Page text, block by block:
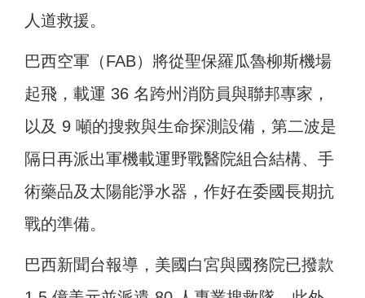
人道救援。
巴西空軍（FAB）將從聖保羅瓜魯柳斯機場
起飛，載運 36 名跨州消防員與聯邦專家，
以及 9 噸的搜救與生命探測設備，第二波是
隔日再派出軍機載運野戰醫院組合結構、手
術藥品及太陽能淨水器，作好在委國長期抗
戰的準備。
巴西新聞台報導，美國白宮與國務院已撥款